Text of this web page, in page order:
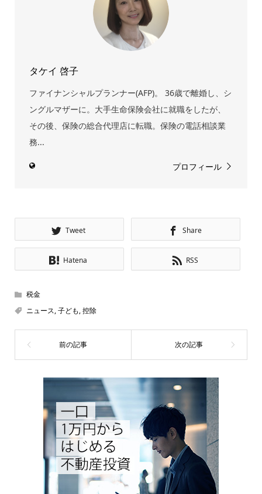
タケイ 啓子
ファイナンシャルプランナー(AFP)。 36歳で離婚し、シ
ングルマザーに。大手生命保険会社に就職をしたが、
その後、保険の総合代理店に転職。保険の電話相談業
務...
プロフィール
Tweet Share
Hatena RSS
税金
ニュース,子ども,控除